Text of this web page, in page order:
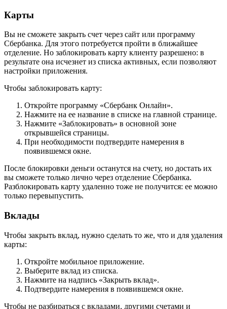
Карты
Вы не сможете закрыть счет через сайт или программу
Сбербанка. Для этого потребуется пройти в ближайшее
отделение. Но заблокировать карту клиенту разрешено: в
результате она исчезнет из списка активных, если позволяют
настройки приложения.
Чтобы заблокировать карту:
Откройте программу «Сбербанк Онлайн».
Нажмите на ее название в списке на главной странице.
Нажмите «Заблокировать» в основной зоне
открывшейся страницы.
При необходимости подтвердите намерения в
появившемся окне.
После блокировки деньги останутся на счету, но достать их
вы сможете только лично через отделение Сбербанка.
Разблокировать карту удаленно тоже не получится: ее можно
только перевыпустить.
Вклады
Чтобы закрыть вклад, нужно сделать то же, что и для удаления
карты:
Откройте мобильное приложение.
Выберите вклад из списка.
Нажмите на надпись «Закрыть вклад».
Подтвердите намерения в появившемся окне.
Чтобы не разбираться с вкладами, другими счетами и